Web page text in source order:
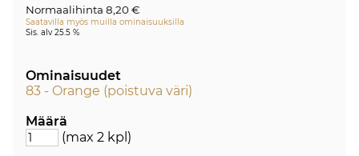
Normaalihinta 8,20 €
Saatavilla myös muilla ominaisuuksilla
Sis. alv 25.5 %
Ominaisuudet
83 - Orange (poistuva väri)
Määrä
(max 2 kpl)